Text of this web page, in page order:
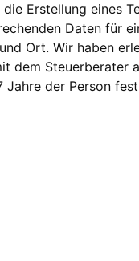
Erstellung eines
Daten für
Ort. Wir haben
dem Steuerberater
der Person